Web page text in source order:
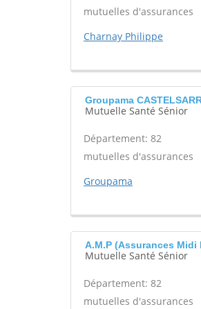
mutuelles d'assurances
Charnay Philippe
Groupama
Mutuelle Santé Sénior
Département: 82
mutuelles d'assurances
Groupama
A.M.P (Assurances Midi
Mutuelle Santé Sénior
Département: 82
mutuelles d'assurances